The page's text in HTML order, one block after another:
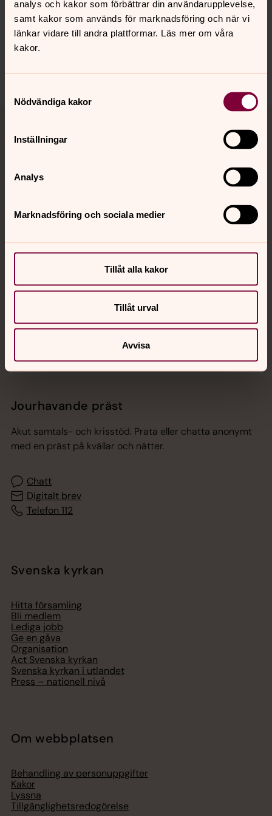
analys och kakor som förbättrar din användarupplevelse,
samt kakor som används för marknadsföring och när vi
länkar vidare till andra plattformar. Läs mer om våra
kakor.
Nödvändiga kakor
Inställningar
Analys
Marknadsföring och sociala medier
Tillåt alla kakor
Tillåt urval
Avvisa
Synpunkter eller frågor på sidans
innehåll?
norrkoping@svenskakyrkan.se
Dela
Kontakt
Kalender
Jourhavande präst
Akut samtals- och krisstöd. Prata eller chatta anonymt
med en präst på kvällar och nätter.
Chatt
Digitalt brev
Telefon 112
Svenska kyrkan
Hitta församling
Bli medlem
Lediga jobb
Ge en gåva
Organisation
Act Svenska kyrkan
Svenska kyrkan i utlandet
Press – nationell nivå
Om webbplatsen
Behandling av personuppgifter
Kakor
Lyssna
Tillgänglighetsredogörelse